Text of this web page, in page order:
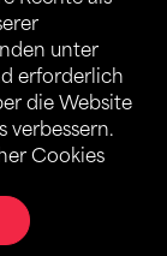
unter
erforderlich
die Website
verbessern.
Cookies